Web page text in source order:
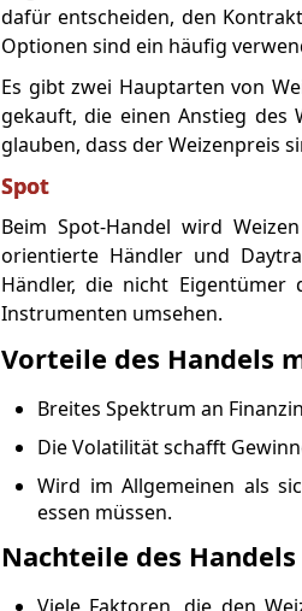
dafür entscheiden, den
Optionen sind ein häufig
Es gibt zwei Hauptarten von
gekauft, die einen Anstieg des
glauben, dass der Weizenpreis
Spot
Beim Spot-Handel wird
orientierte Händler und
Händler, die nicht
Instrumenten umsehen.
Vorteile des Handels
Breites Spektrum an
Die Volatilität schafft
Wird im Allgemeinen als
essen müssen.
Nachteile des